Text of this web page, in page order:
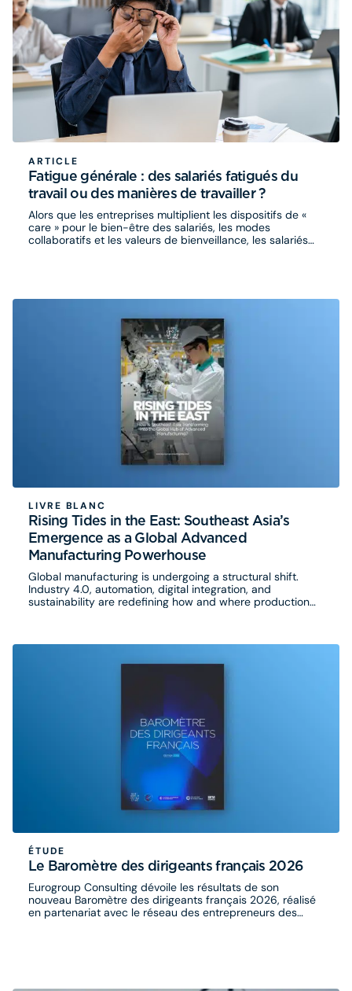
ARTICLE
Fatigue générale : des salariés fatigués du
travail ou des manières de travailler ?
Alors que les entreprises multiplient les dispositifs de «
care » pour le bien-être des salariés, les modes
collaboratifs et les valeurs de bienveillance, les salariés
LIVRE BLANC
Rising Tides in the East: Southeast Asia’s
Emergence as a Global Advanced
Manufacturing Powerhouse
Global manufacturing is undergoing a structural shift.
Industry 4.0, automation, digital integration, and
sustainability are redefining how and where production
ÉTUDE
Le Baromètre des dirigeants français 2026
Eurogroup Consulting dévoile les résultats de son
nouveau Baromètre des dirigeants français 2026, réalisé
en partenariat avec le réseau des entrepreneurs des